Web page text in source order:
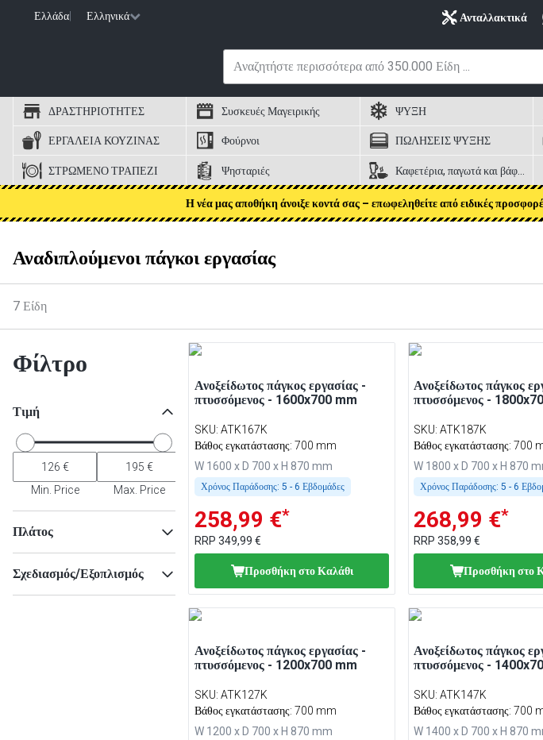
Ελλάδα Ελληνικά Ανταλλακτικά
ΔΡΑΣΤΗΡΙΟΤΗΤΕΣ Συσκευές Μαγειρικής ΨΥΞΗ
ΕΡΓΑΛΕΙΑ ΚΟΥΖΙΝΑΣ Φούρνοι ΠΩΛΗΣΕΙΣ ΨΥΞΗΣ
ΣΤΡΩΜΕΝΟ ΤΡΑΠΕΖΙ Ψησταριές Καφετέρια, παγωτά και βάφλες
Η νέα μας αποθήκη άνοιξε κοντά σας – επωφεληθείτε από ειδικές
Αναδιπλούμενοι πάγκοι εργασίας
7 Είδη
Φίλτρο
Τιμή
Min. Price Max. Price
Πλάτος
Σχεδιασμός/Εξοπλισμός
Ανοξείδωτος πάγκος εργασίας -
πτυσσόμενος - 1600x700 mm
SKU: ATK167K
Βάθος εγκατάστασης: 700 mm
W 1600 x D 700 x H 870 mm
Χρόνος Παράδοσης: 5 - 6 Εβδομάδες
258,99 €*
RRP 349,99 €
Προσθήκη στο Καλάθι
Ανοξείδωτος πάγκος
πτυσσόμενος -
SKU:ATK187K
Βάθος εγκατάστασης: 700
W 1800 x D 700 x H 870
Χρόνος Παράδοσης: 5 - 6
268,99 €*
RRP358,99 €
Προσθήκη στο
Ανοξείδωτος πάγκος εργασίας -
πτυσσόμενος - 1200x700 mm
SKU: ATK127K
Βάθος εγκατάστασης: 700 mm
W 1200 x D 700 x H 870 mm
Ανοξείδωτος πάγκος
πτυσσόμενος -
SKU:ATK147K
Βάθος εγκατάστασης: 700
W 1400 x D 700 x H 870